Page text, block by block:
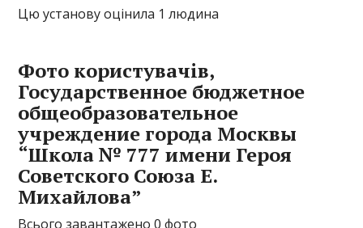
Цю установу оцінила 1 людина
Фото користувачів,
Государственное бюджетное
общеобразовательное
учреждение города Москвы
“Школа № 777 имени Героя
Советского Союза Е.
Михайлова”
Всього завантажено 0 фото